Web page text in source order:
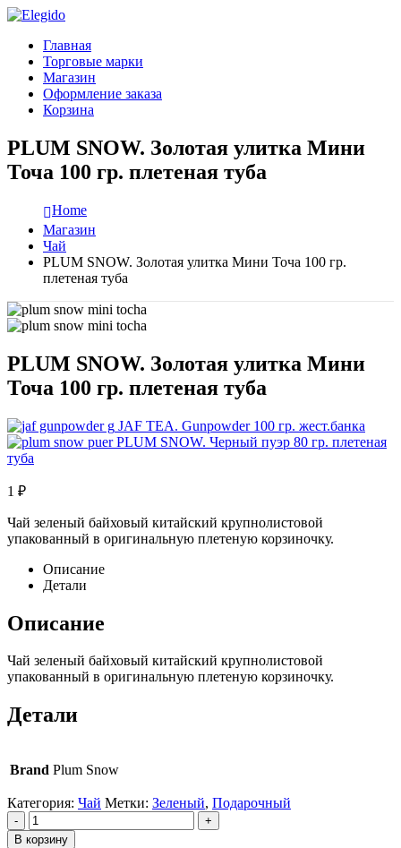
Главная
Торговые марки
Магазин
Оформление заказа
Корзина
PLUM SNOW. Золотая улитка Мини
Точа 100 гр. плетеная туба
Home
Магазин
Чай
PLUM SNOW. Золотая улитка Мини Точа 100 гр.
плетеная туба
PLUM SNOW. Золотая улитка Мини
Точа 100 гр. плетеная туба
JAF TEA. Gunpowder 100 гр. жест.банка
PLUM SNOW. Черный пуэр 80 гр. плетеная
туба
1 ₽
Чай зеленый байховый китайский крупнолистовой
упакованный в оригинальную плетеную корзиночку.
Описание
Детали
Описание
Чай зеленый байховый китайский крупнолистовой
упакованный в оригинальную плетеную корзиночку.
Детали
Brand Plum Snow
Категория: Чай Метки: Зеленый, Подарочный
-
+
В корзину